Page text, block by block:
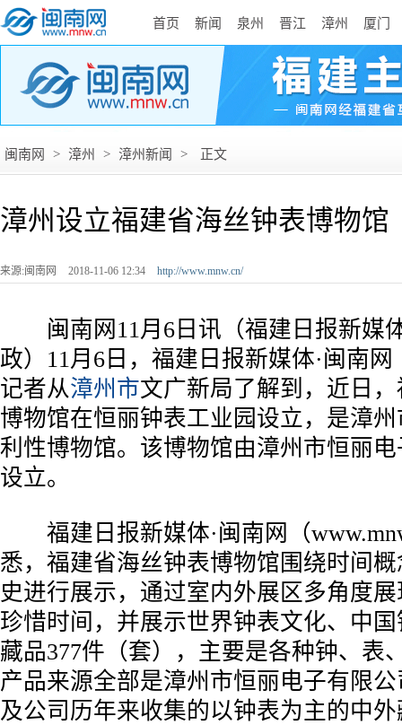
首页 新闻 泉州 晋江 漳州 厦门
闽南网 > 漳州 > 漳州新闻 > 正文
漳州设立福建省海丝钟表博物馆
来源:闽南网 2018-11-06 12:34 http://www.mnw.cn/
闽南网11月6日讯（福建日报新媒
政）11月6日，福建日报新媒体·闽南网
记者从漳州市文广新局了解到，近日
博物馆在恒丽钟表工业园设立，是漳
利性博物馆。该博物馆由漳州市恒丽
设立。
福建日报新媒体·闽南网（
悉，福建省海丝钟表博物馆围绕时间
史进行展示，通过室内外展区多角度
珍惜时间，并展示世界钟表文化、中
藏品377件（套），主要是各种钟、表
产品来源全部是漳州市恒丽电子有限
及公司历年来收集的以钟表为主的中